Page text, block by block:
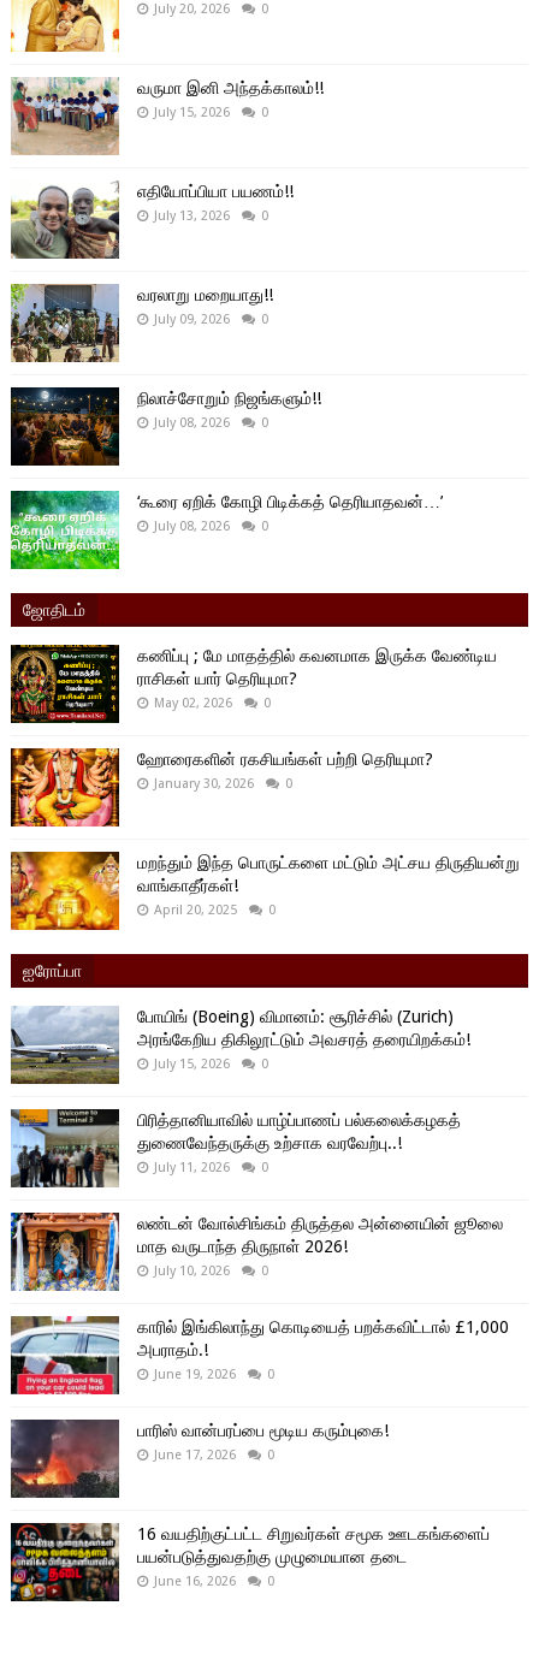
July 20, 2026 0
வருமா இனி அந்தக்காலம்!!
July 15, 2026 0
எதியோப்பியா பயணம்!!
July 13, 2026 0
வரலாறு மறையாது!!
July 09, 2026 0
நிலாச்சோறும் நிஜங்களும்!!
July 08, 2026 0
‘கூரை ஏறிக் கோழி பிடிக்கத் தெரியாதவன்…’
July 08, 2026 0
ஜோதிடம்
கணிப்பு ; மே மாதத்தில் கவனமாக இருக்க வேண்டிய
ராசிகள் யார் தெரியுமா?
May 02, 2026 0
ஹோரைகளின் ரகசியங்கள் பற்றி தெரியுமா?
January 30, 2026 0
மறந்தும் இந்த பொருட்களை மட்டும் அட்சய திருதியன்று
வாங்காதீர்கள்!
April 20, 2025 0
ஐரோப்பா
போயிங் (Boeing) விமானம்: சூரிச்சில் (Zurich)
அரங்கேறிய திகிலூட்டும் அவசரத் தரையிறக்கம்!
July 15, 2026 0
பிரித்தானியாவில் யாழ்ப்பாணப் பல்கலைக்கழகத்
துணைவேந்தருக்கு உற்சாக வரவேற்பு..!
July 11, 2026 0
லண்டன் வோல்சிங்கம் திருத்தல அன்னையின் ஜூலை
மாத வருடாந்த திருநாள் 2026!
July 10, 2026 0
காரில் இங்கிலாந்து கொடியைத் பறக்கவிட்டால் £1,000
அபராதம்.!
June 19, 2026 0
பாரிஸ் வான்பரப்பை மூடிய கரும்புகை!
June 17, 2026 0
16 வயதிற்குட்பட்ட சிறுவர்கள் சமூக ஊடகங்களைப்
பயன்படுத்துவதற்கு முழுமையான தடை
June 16, 2026 0